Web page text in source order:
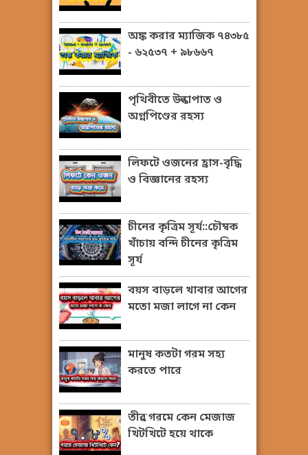
অঙ্ক করার ম্যাজিক ৭৪৩৮৫
- ৬২৫৩৭ + ৯৮৬৬৭
পৃথিবীতে উল্কাপাত ও
অগ্নপিণ্ডের রহস্য
লিফটে ওজনের হ্রাস-বৃদ্ধি
ও বিজ্ঞানের রহস্য
চীনের কৃত্রিম সূর্য::চৌম্বক
খাঁচায় বন্দি চীনের কৃত্রিম
সূর্য
বয়স বাড়লে খাবার আগের
মতো মজা লাগে না কেন
মানুষ কতটা গরম সহ্য
করতে পারে
তীব্র গরমে কেন মেজাজ
খিটখিটে হয়ে থাকে